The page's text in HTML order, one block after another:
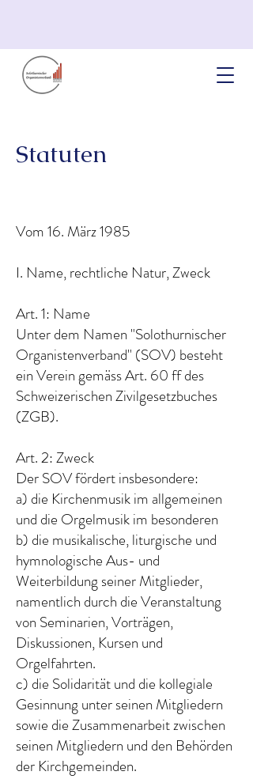
Statuten
Vom 16. März 1985
I. Name, rechtliche Natur, Zweck
Art. 1: Name
Unter dem Namen "Solothurnischer
Organistenverband" (SOV) besteht
ein Verein gemäss Art. 60 ff des
Schweizerischen Zivilgesetzbuches
(ZGB).
Art. 2: Zweck
Der SOV fördert insbesondere:
a) die Kirchenmusik im allgemeinen
und die Orgelmusik im besonderen
b) die musikalische, liturgische und
hymnologische Aus- und
Weiterbildung seiner Mitglieder,
namentlich durch die Veranstaltung
von Seminarien, Vorträgen,
Diskussionen, Kursen und
Orgelfahrten.
c) die Solidarität und die kollegiale
Gesinnung unter seinen Mitgliedern
sowie die Zusammenarbeit zwischen
seinen Mitgliedern und den Behörden
der Kirchgemeinden.